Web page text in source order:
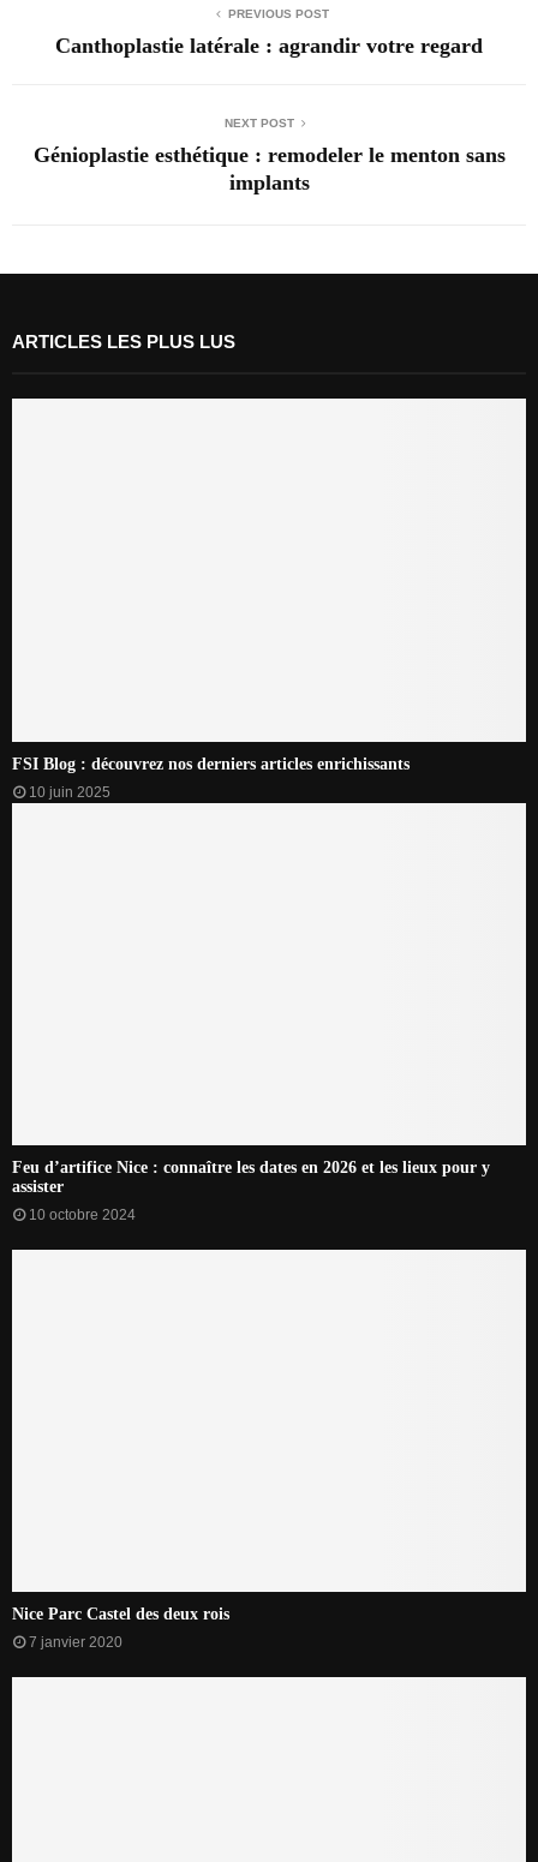
PREVIOUS POST
Canthoplastie latérale : agrandir votre regard
NEXT POST
Génioplastie esthétique : remodeler le menton sans
implants
ARTICLES LES PLUS LUS
FSI Blog : découvrez nos derniers articles enrichissants
10 juin 2025
Feu d’artifice Nice : connaître les dates en 2026 et les lieux pour y
assister
10 octobre 2024
Nice Parc Castel des deux rois
7 janvier 2020